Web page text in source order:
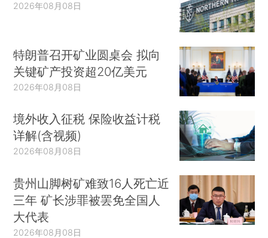
2026年08月08日
特朗普召开矿业圆桌会 拟向
关键矿产投资超20亿美元
2026年08月08日
境外收入征税 保险收益计税
详解(含视频)
2026年08月08日
贵州山脚树矿难致16人死亡近
三年 矿长涉罪被罢免全国人
大代表
2026年08月08日